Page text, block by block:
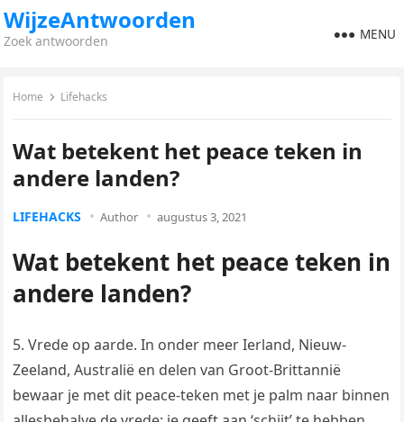
WijzeAntwoorden
Zoek antwoorden MENU
Home Lifehacks
Wat betekent het peace teken in
andere landen?
LIFEHACKS Author augustus 3, 2021
Wat betekent het peace teken in
andere landen?
5. Vrede op aarde. In onder meer Ierland, Nieuw-
Zeeland, Australië en delen van Groot-Brittannië
bewaar je met dit peace-teken met je palm naar binnen